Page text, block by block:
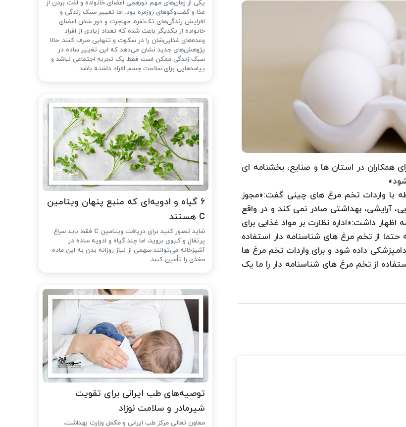
همکاران در استان ها و صنایع، بخشنامه ای
با واردات تخم مرغ های چینی گفت:«مجوز
آرایشی، بهداشتی صادر نمی کند و در واقع
داشت:«اداره نظارت بر مواد غذایی برای
حتما از تخم مرغ های شناسنامه دار استفاده
داده شود و برای واردات تخم مرغ ها
از تخم مرغ های شناسنامه دار را ما یک
یکی از زمان‌های مهم دورهمی اعضای خانواده و لذت بردن از
غذا و گفت‌وگوهای روزمره بود. اما تغییر سبک زندگی و
افزایش زندگی‌های تک‌نفره، مهاجرت و دور شدن اعضای
خانواده از یکدیگر باعث شده که تعداد زیادی از افراد
وعده‌های غذایی‌شان را در سکوت و تنهایی صرف کنند. حالا
پژوهش‌های جدید نشان می‌دهد که این تغییر ساده در
سبک زندگی ممکن است فقط یک تجربه اجتماعی نباشد و
پیامدهایی برای سلامت جسم افراد داشته باشد.
۶ گیاه و ادویه‌ای که منبع پنهان ویتامین
C هستند
شاید تصور کنید برای دریافت ویتامین C فقط باید سراغ
پرتقال و کیوی بروید، اما چند گیاه و ادویه ساده در
آشپزخانه می‌توانند سهمی از نیاز روزانه بدن به این ماده
مغذی را تأمین کنند.
توصیه‌های طب ایرانی برای تقویت
شیرمادر و سلامت نوزاد
معاون تعالی مرکز طب ایرانی و مکمل وزارت بهداشت،